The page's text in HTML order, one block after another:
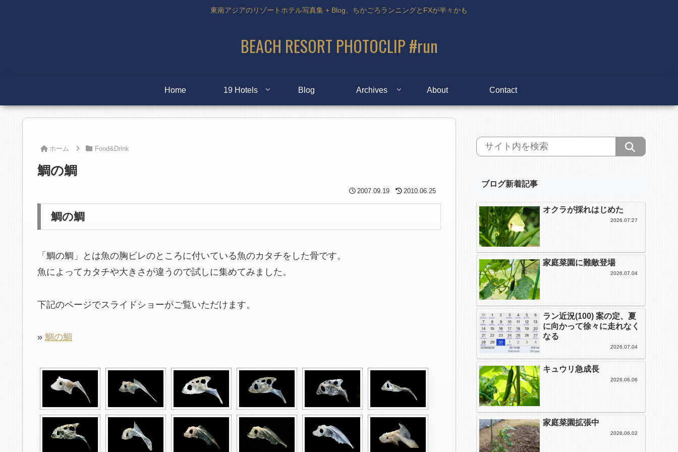
東南アジアのリゾートホテル写真集 + Blog、ちかごろランニングとFXが半々かも
BEACH RESORT PHOTOCLIP #run
Home 19 Hotels Blog Archives About Contact
ホーム Food&Drink
鯛の鯛
2007.09.19 2010.06.25
鯛の鯛
「鯛の鯛」とは魚の胸ビレのところに付いている魚のカタチをした骨です。
魚によってカタチや大きさが違うので試しに集めてみました。
下記のページでスライドショーがご覧いただけます。
» 鯛の鯛
ブログ新着記事
オクラが採れはじめた
2026.07.27
家庭菜園に難敵登場
2026.07.04
ラン近況(100) 案の定、夏
に向かって徐々に走れなく
なる
2026.07.04
キュウリ急成長
2026.06.06
家庭菜園拡張中
2026.06.02